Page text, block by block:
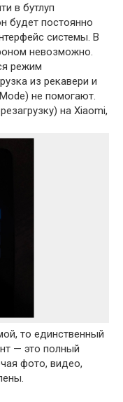
в бутлуп
будет постоянно
системы. В
невозможно.
режим
из рекавери и
не помогают.
на Xiaomi,
то единственный
— это полный
фото, видео,